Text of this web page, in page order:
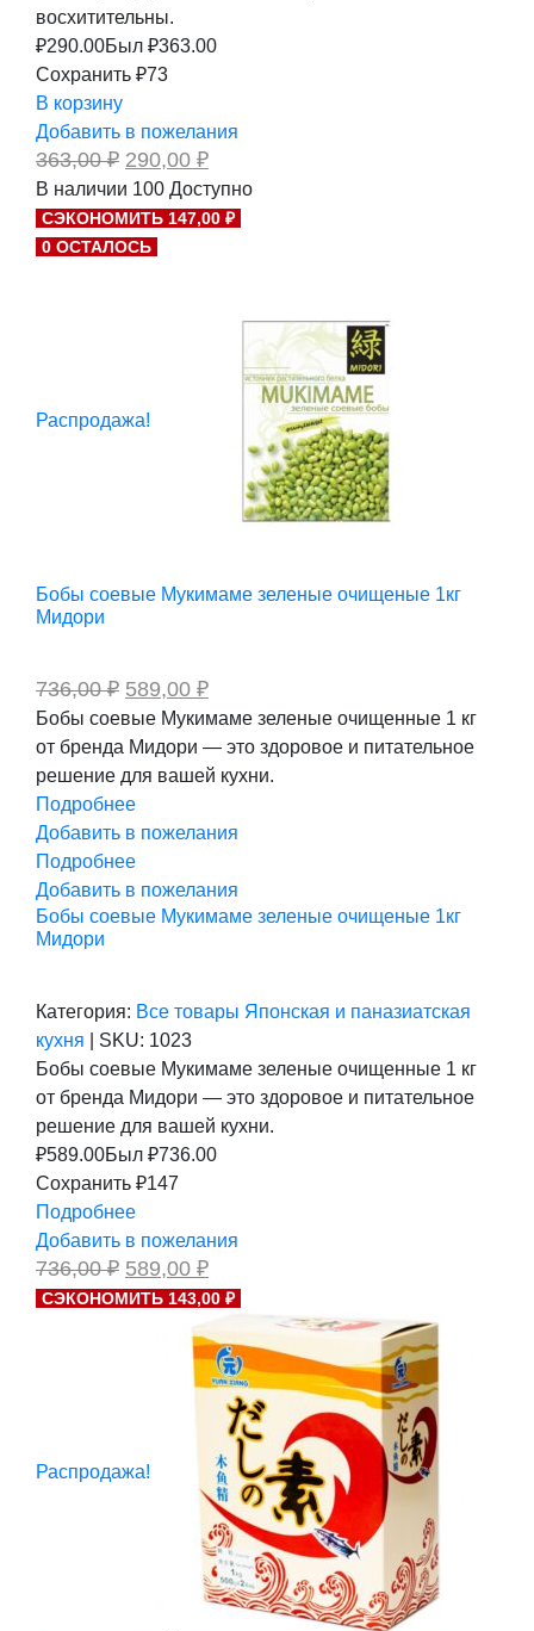
восхитительны.
₽290.00Был ₽363.00
Сохранить ₽73
В корзину
Добавить в пожелания
363,00₽ Первоначальная
цена
составляла
363,00 ₽.
290,00 ₽Текущая
цена:
290,00 ₽.
В наличии 100 Доступно
СЭКОНОМИТЬ 147,00 ₽
0 ОСТАЛОСЬ
Распродажа!
Бобы соевые Мукимаме зеленые очищеные 1кг
Мидори
736,00₽ Первоначальная
цена
составляла
736,00 ₽.
589,00 ₽Текущая
цена:
589,00 ₽.
Бобы соевые Мукимаме зеленые очищенные 1 кг
от бренда Мидори — это здоровое и питательное
решение для вашей кухни.
Подробнее
Добавить в пожелания
Подробнее
Добавить в пожелания
Бобы соевые Мукимаме зеленые очищеные 1кг
Мидори
Категория: Все товары Японская и паназиатская
кухня
SKU: 1023
Бобы соевые Мукимаме зеленые очищенные 1 кг
от бренда Мидори — это здоровое и питательное
решение для вашей кухни.
₽589.00Был ₽736.00
Сохранить ₽147
Подробнее
Добавить в пожелания
736,00₽ Первоначальная
цена
составляла
736,00 ₽.
589,00 ₽Текущая
цена:
589,00 ₽.
СЭКОНОМИТЬ 143,00 ₽
Распродажа!